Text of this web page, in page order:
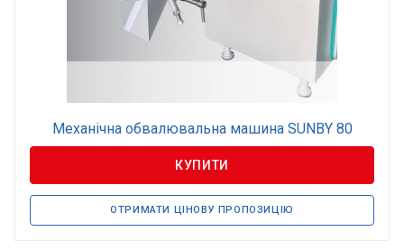
Механічна обвалювальна машина SUNBY 80
КУПИТИ
ОТРИМАТИ ЦІНОВУ ПРОПОЗИЦІЮ